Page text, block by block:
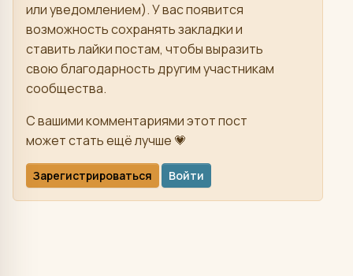
или уведомлением). У вас появится
возможность сохранять закладки и
ставить лайки постам, чтобы выразить
свою благодарность другим участникам
сообщества.
С вашими комментариями этот пост
может стать ещё лучше 💗
Зарегистрироваться Войти